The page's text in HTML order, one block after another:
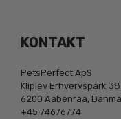
KONTAKT
PetsPerfect ApS
Kliplev Erhvervspark 38
6200 Aabenraa,
+45 74676774